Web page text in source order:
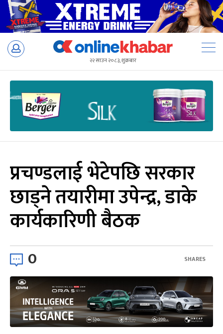
Skip
२२ साउन २०८३, शुक्रबार
प्रचण्डलाई भेटेपछि सरकार
छाड्ने तयारीमा उपेन्द्र, डाके
कार्यकारिणी बैठक
0 SHARES